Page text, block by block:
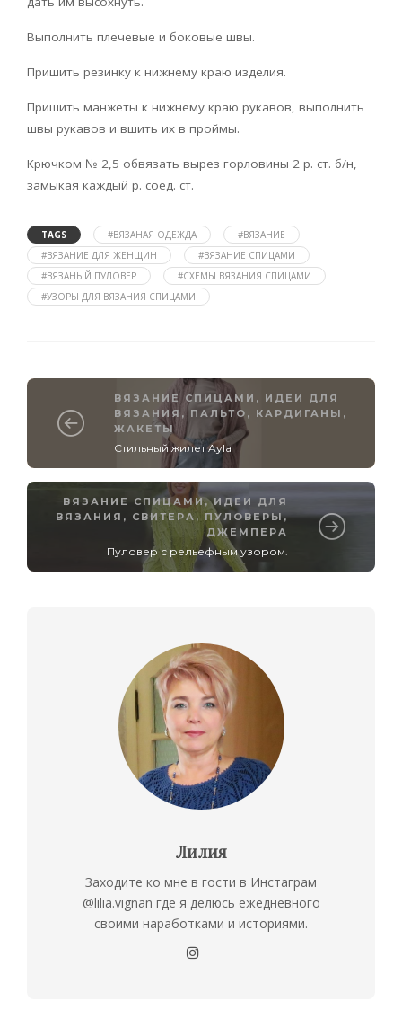
Выполнить плечевые и боковые швы.
Пришить резинку к нижнему краю изделия.
Пришить манжеты к нижнему краю рукавов, выполнить
швы рукавов и вшить их в проймы.
Крючком № 2,5 обвязать вырез горловины 2 р. ст. б/н,
замыкая каждый р. соед. ст.
TAGS #ВЯЗАНАЯ ОДЕЖДА
#ВЯЗАНИЕ
#ВЯЗАНИЕ ДЛЯ ЖЕНЩИН
#ВЯЗАНИЕ СПИЦАМИ
#ВЯЗАНЫЙ ПУЛОВЕР
#СХЕМЫ ВЯЗАНИЯ СПИЦАМИ
#УЗОРЫ ДЛЯ ВЯЗАНИЯ СПИЦАМИ
ВЯЗАНИЕ СПИЦАМИ , ИДЕИ ДЛЯ
ВЯЗАНИЯ , ПАЛЬТО, КАРДИГАНЫ,
ЖАКЕТЫ
Стильный жилет Ayla
ВЯЗАНИЕ СПИЦАМИ,ИДЕИ ДЛЯ
ВЯЗАНИЯ , СВИТЕРА, ПУЛОВЕРЫ,
ДЖЕМПЕРА
Пуловер с рельефным узором.
Лилия
Заходите ко мне в гости в Инстаграм
@lilia.vignan где я делюсь ежедневного
своими наработками и историями.